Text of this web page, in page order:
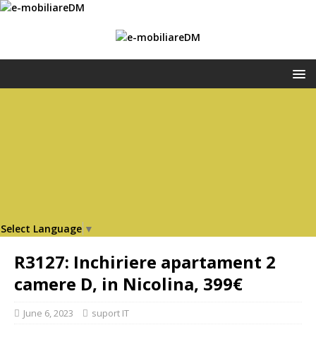
Select Language ▼
R3127: Inchiriere apartament 2
camere D, in Nicolina, 399€
June 6, 2023 suport IT